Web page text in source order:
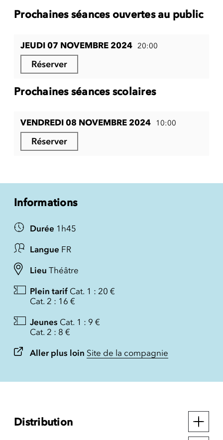
Prochaines séances ouvertes au public
JEUDI 07 NOVEMBRE 2024 20:00
Réserver
Prochaines séances scolaires
VENDREDI 08 NOVEMBRE 2024 10:00
Réserver
Informations
Durée 1h45
Langue FR
Lieu Théâtre
Plein tarif Cat. 1 : 20 €
Cat. 2 : 16 €
Jeunes Cat. 1 : 9 €
Cat. 2 : 8 €
Aller plus loin Site de la compagnie
Distribution